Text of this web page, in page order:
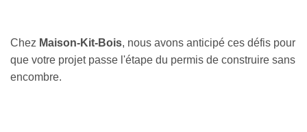
Chez Maison-Kit-Bois, nous avons anticipé ces défis pour
que votre projet passe l'étape du permis de construire sans
encombre.